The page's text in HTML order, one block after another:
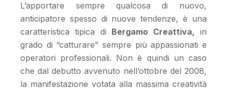
L’apportare sempre qualcosa di nuovo,
anticipatore spesso di nuove tendenze, è una
caratteristica tipica di Bergamo Creattiva, in
grado di “catturare” sempre più appassionati e
operatori professionali. Non è quindi un caso
che dal debutto avvenuto nell’ottobre del 2008,
la manifestazione votata alla massima creatività